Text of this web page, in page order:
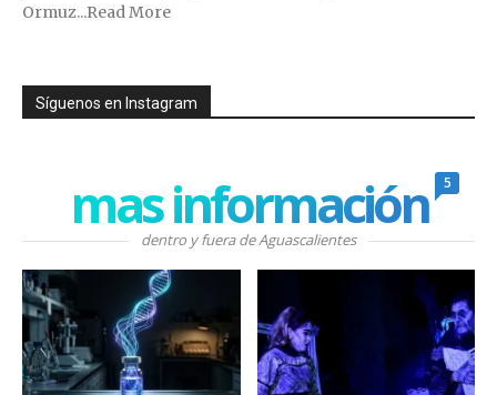
Ormuz...Read More
Síguenos en Instagram
mas información 5
dentro y fuera de Aguascalientes